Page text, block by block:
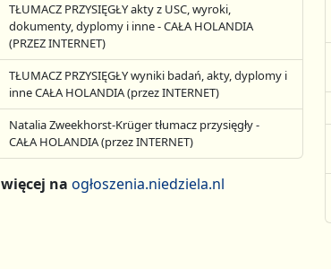
TŁUMACZ PRZYSIĘGŁY akty z USC, wyroki,
dokumenty, dyplomy i inne - CAŁA HOLANDIA
(PRZEZ INTERNET)
TŁUMACZ PRZYSIĘGŁY wyniki badań, akty, dyplomy i
inne CAŁA HOLANDIA (przez INTERNET)
Natalia Zweekhorst-Krüger tłumacz przysięgły -
CAŁA HOLANDIA (przez INTERNET)
więcej naogłoszenia.niedziela.nl